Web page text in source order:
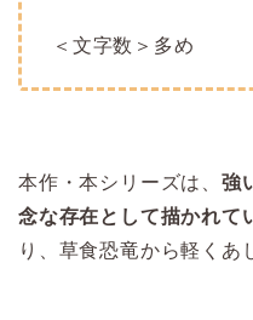
＜文字数＞多め
本作・本シリーズは、 強
念な存在として描かれて
り、草食恐竜から軽くあ